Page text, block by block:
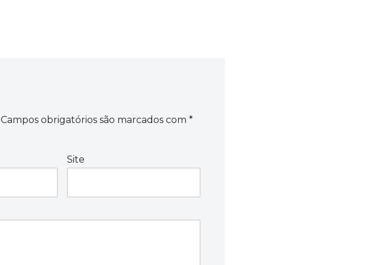
Campos obrigatórios são marcados com *
Site